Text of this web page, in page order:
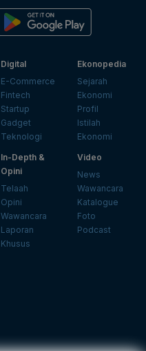
Digital
E-Commerce
Fintech
Startup
Gadget
Teknologi
Ekonopedia
Sejarah
Ekonomi
Profil
Istilah
Ekonomi
In-Depth &
Opini
Telaah
Opini
Wawancara
Laporan
Khusus
Video
News
Wawancara
Katalogue
Foto
Podcast